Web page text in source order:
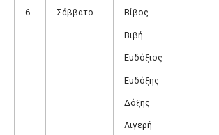
6 Σάββατο Βίβος
Βιβή
Ευδόξιος
Ευδόξης
Δόξης
Λιγερή